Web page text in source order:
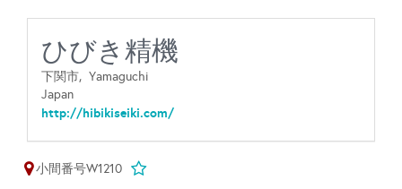
ひびき精機
下関市, Yamaguchi
Japan
http://hibikiseiki.com/
小間番号W1210